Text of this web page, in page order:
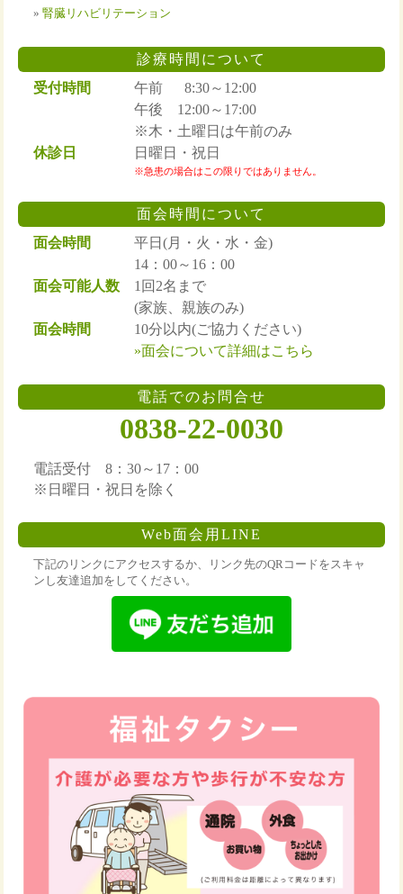
»腎臓リハビリテーション
診療時間について
受付時間
午前 8:30～12:00
午後 12:00～17:00
※木・土曜日は午前のみ
休診日
日曜日・祝日
※急患の場合はこの限りではありません。
面会時間について
面会時間
平日(月・火・水・金)
14：00～16：00
面会可能人数
1回2名まで
(家族、親族のみ)
面会時間
10分以内(ご協力ください)
»面会について詳細はこちら
電話でのお問合せ
0838-22-0030
電話受付 8：30～17：00
※日曜日・祝日を除く
Web面会用LINE
下記のリンクにアクセスするか、リンク先のQRコードをスキャ
ンし友達追加をしてください。